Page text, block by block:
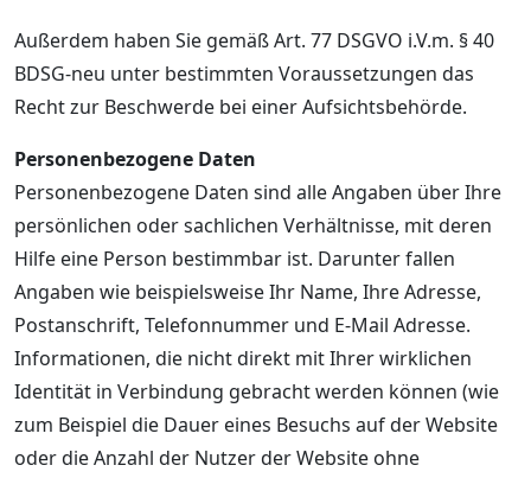
Außerdem haben Sie gemäß Art. 77 DSGVO i.V.m. § 40
BDSG-neu unter bestimmten Voraussetzungen das
Recht zur Beschwerde bei einer Aufsichtsbehörde.
Personenbezogene Daten
Personenbezogene Daten sind alle Angaben über Ihre
persönlichen oder sachlichen Verhältnisse, mit deren
Hilfe eine Person bestimmbar ist. Darunter fallen
Angaben wie beispielsweise Ihr Name, Ihre Adresse,
Postanschrift, Telefonnummer und E-Mail Adresse.
Informationen, die nicht direkt mit Ihrer wirklichen
Identität in Verbindung gebracht werden können (wie
zum Beispiel die Dauer eines Besuchs auf der Website
oder die Anzahl der Nutzer der Website ohne